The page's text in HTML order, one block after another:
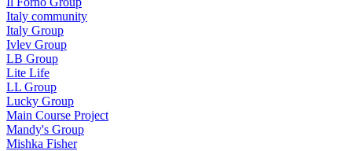
Italy community
Italy Group
Ivlev Group
LB Group
Lite Life
LL Group
Lucky Group
Main Course Project
Mandy's Group
Mishka Fisher